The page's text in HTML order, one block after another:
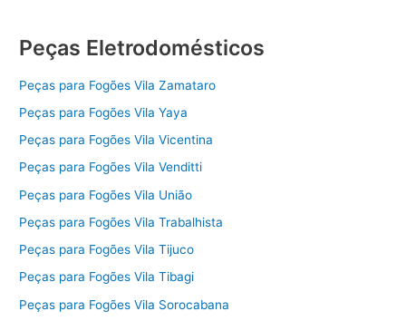
Peças Eletrodomésticos
Peças para Fogões Vila Zamataro
Peças para Fogões Vila Yaya
Peças para Fogões Vila Vicentina
Peças para Fogões Vila Venditti
Peças para Fogões Vila União
Peças para Fogões Vila Trabalhista
Peças para Fogões Vila Tijuco
Peças para Fogões Vila Tibagi
Peças para Fogões Vila Sorocabana